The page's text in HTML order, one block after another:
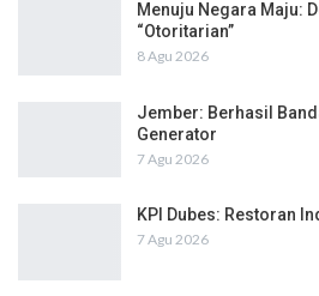
Menuju Negara Maju:
“Otoritarian”
8 Agu 2026
Jember: Berhasil
Generator
7 Agu 2026
KPI Dubes: Restoran
7 Agu 2026